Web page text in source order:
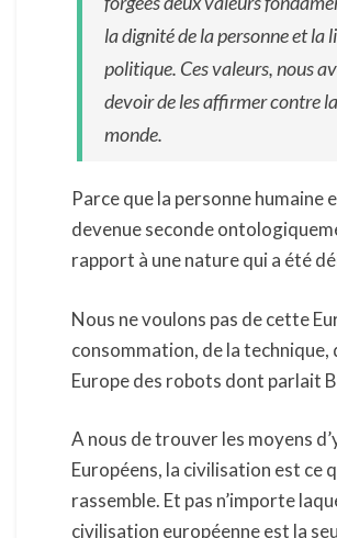
la dignité de la personne et la
politique. Ces valeurs, nous
devoir de les affirmer contre
monde.
Parce que la personne humaine
devenue seconde
rapport à une nature qui a été
Nous ne voulons pas de cette
consommation, de la technique,
Europe des robots dont parlait
A nous de trouver les moyens
Européens, la civilisation est ce
rassemble. Et pas n’importe
civilisation européenne est la